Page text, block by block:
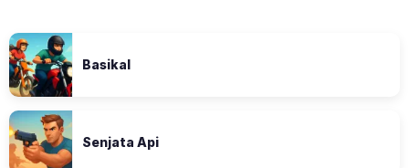
Basikal
Senjata Api